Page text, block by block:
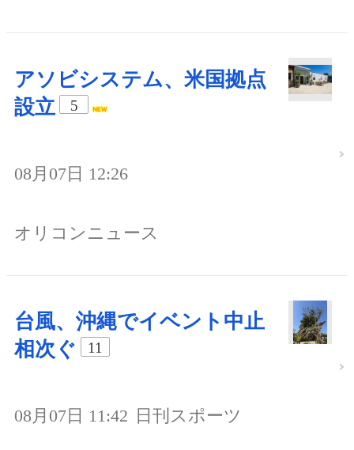
アソビシステム、米国拠点
設立
5
08月07日 12:26
オリコンニュース
台風、沖縄でイベント中止
相次ぐ
11
08月07日 11:42 日刊スポーツ